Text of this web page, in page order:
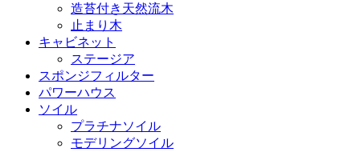
造苔付き天然流木
止まり木
キャビネット
ステージア
スポンジフィルター
パワーハウス
ソイル
プラチナソイル
モデリングソイル